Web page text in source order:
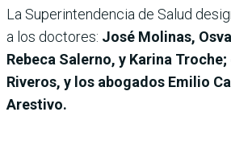
La Superintendencia de Salud
a los doctores: José Molinas,
Rebeca Salerno, y Karina
Riveros, y los abogados Emilio
Arestivo.